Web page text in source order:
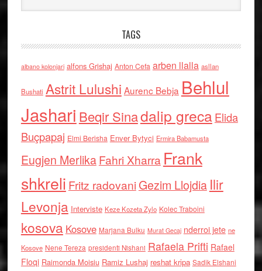
TAGS
albano kolonjari alfons Grishaj Anton Cefa arben llalla asllan
Bushati Astrit Lulushi Aurenc Bebja Behlul
Jashari Beqir Sinadalip grecaElida
Buçpapaj Elmi Berisha Enver Bytyci Ermira Babamusta
Eugjen MerlikaFahri Xharra Frank
shkreli Fritz radovaniGezim Llojdia Ilir
Levonja Interviste Keze Kozeta Zylo Kolec Traboini
kosova Kosove Marjana Bulku Murat Gecaj nderroi jete ne
Kosove Nene Tereza presidenti Nishani Rafaela Prifti Rafael
Floqi Raimonda Moisiu Ramiz Lushaj reshat kripa Sadik Elshani